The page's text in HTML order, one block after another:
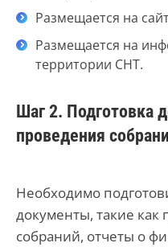
Размещается на
Размещается на
территории СНТ.
Шаг 2. Подготовка
проведения
Необходимо
документы, такие
собраний, отчеты о